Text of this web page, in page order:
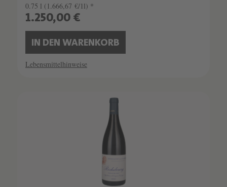
0.75 l (1.666,67 €/1l) *
1.250,00 €
IN DEN WARENKORB
Lebensmittelhinweise